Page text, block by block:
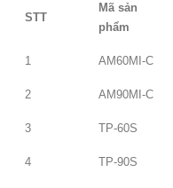
STT
Mã sản
phẩm
1 AM60MI-C
2 AM90MI-C
3 TP-60S
4 TP-90S